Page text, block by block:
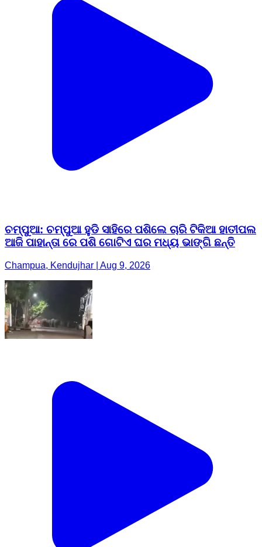
ଚମ୍ପୁଆ: ଚମ୍ପୁଆ ହୁଡି ସାହିରେ ପଶିଲେ ଚାରି ଟିକିଆ ହାତୀପଲ
ଆଜି ପାହାନ୍ତା ରେ ପଶି ଗୋଟିଏ ଘର ମଧ୍ୟ ଭାଙ୍ଗି ଛନ୍ତି
Champua, Kendujhar | Aug 9, 2026